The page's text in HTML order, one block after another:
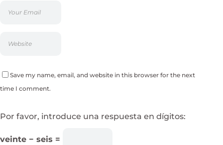
Save my name, email, and website in this browser for the next
time I comment.
Por favor, introduce una respuesta en dígitos:
veinte − seis =